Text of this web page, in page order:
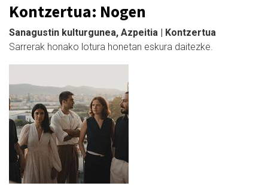
Kontzertua: Nogen
Sanagustin kulturgunea, Azpeitia | Kontzertua
Sarrerak honako lotura honetan eskura daitezke.